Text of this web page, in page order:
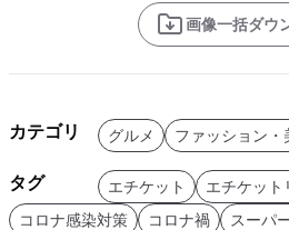
画像一括ダウ
カテゴリ グルメ ファッション・
タグ エチケット エチケット
コロナ感染対策
コロナ禍
スーパ